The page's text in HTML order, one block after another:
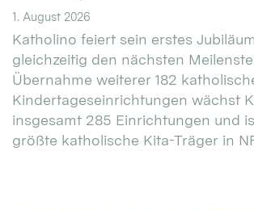
1. August 2026
Katholino feiert sein erstes
gleichzeitig den nächsten
Übernahme weiterer 182
Kindertageseinrichtungen wächst
insgesamt 285 Einrichtungen und
größte katholische Kita-Träger in